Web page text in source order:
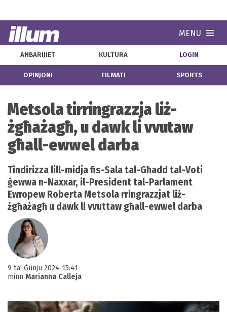
MENU
AĦBARIJIET KULTURA LOGIN
OPINJONI FILMATI SPORTS
Metsola tirringrazzja liż-
żgħażagħ, u dawk li vvutaw
għall-ewwel darba
Tindirizza lill-midja fis-Sala tal-Għadd tal-Voti
ġewwa n-Naxxar, il-President tal-Parlament
Ewropew Roberta Metsola rringrazzjat liż-
żgħażagħ u dawk li vvuttaw għall-ewwel darba
9 ta' Ġunju 2024 15:41
minn Marianna Calleja